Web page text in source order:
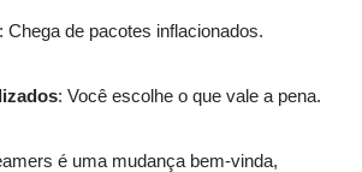
: Chega de pacotes inflacionados.
: Você escolhe o que vale a pena.
é uma mudança bem-vinda,